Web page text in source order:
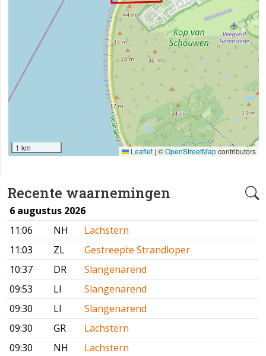
Recente waarnemingen
6 augustus 2026
11:06
NH
Lachstern
11:03
ZL
Gestreepte Strandloper
10:37
DR
Slangenarend
09:53
LI
Slangenarend
09:30
LI
Slangenarend
09:30
GR
Lachstern
09:30
NH
Lachstern
1 km Leaflet | ©OpenStreetMapcontributors